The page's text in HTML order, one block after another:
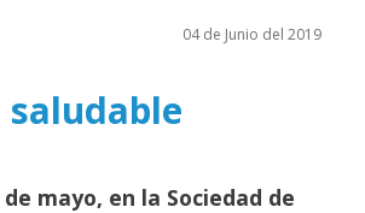
04 de Junio del 2019
saludable
de mayo, en la Sociedad de